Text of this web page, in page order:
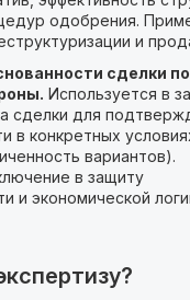
одобрения.
и
сделки по
Используется в
сделки для
в конкретных
вариантов).
в защиту
и экономической